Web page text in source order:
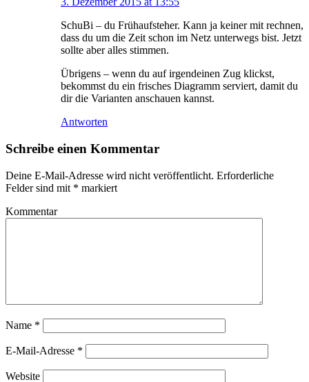
SchuBi – du Frühaufsteher. Kann ja keiner mit rechnen,
dass du um die Zeit schon im Netz unterwegs bist. Jetzt
sollte aber alles stimmen.
Übrigens – wenn du auf irgendeinen Zug klickst,
bekommst du ein frisches Diagramm serviert, damit du
dir die Varianten anschauen kannst.
Antworten
Schreibe einen Kommentar
Deine E-Mail-Adresse wird nicht veröffentlicht. Erforderliche
Felder sind mit * markiert
Kommentar
Name *
E-Mail-Adresse *
Website